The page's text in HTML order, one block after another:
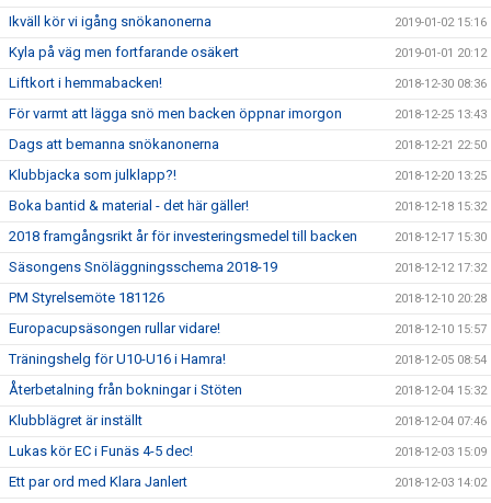
Ikväll kör vi igång snökanonerna 2019-01-02 15:16
Kyla på väg men fortfarande osäkert 2019-01-01 20:12
Liftkort i hemmabacken! 2018-12-30 08:36
För varmt att lägga snö men backen öppnar imorgon 2018-12-25 13:43
Dags att bemanna snökanonerna 2018-12-21 22:50
Klubbjacka som julklapp?! 2018-12-20 13:25
Boka bantid & material - det här gäller! 2018-12-18 15:32
2018 framgångsrikt år för investeringsmedel till backen 2018-12-17 15:30
Säsongens Snöläggningsschema 2018-19 2018-12-12 17:32
PM Styrelsemöte 181126 2018-12-10 20:28
Europacupsäsongen rullar vidare! 2018-12-10 15:57
Träningshelg för U10-U16 i Hamra! 2018-12-05 08:54
Återbetalning från bokningar i Stöten 2018-12-04 15:32
Klubblägret är inställt 2018-12-04 07:46
Lukas kör EC i Funäs 4-5 dec! 2018-12-03 15:09
Ett par ord med Klara Janlert 2018-12-03 14:02